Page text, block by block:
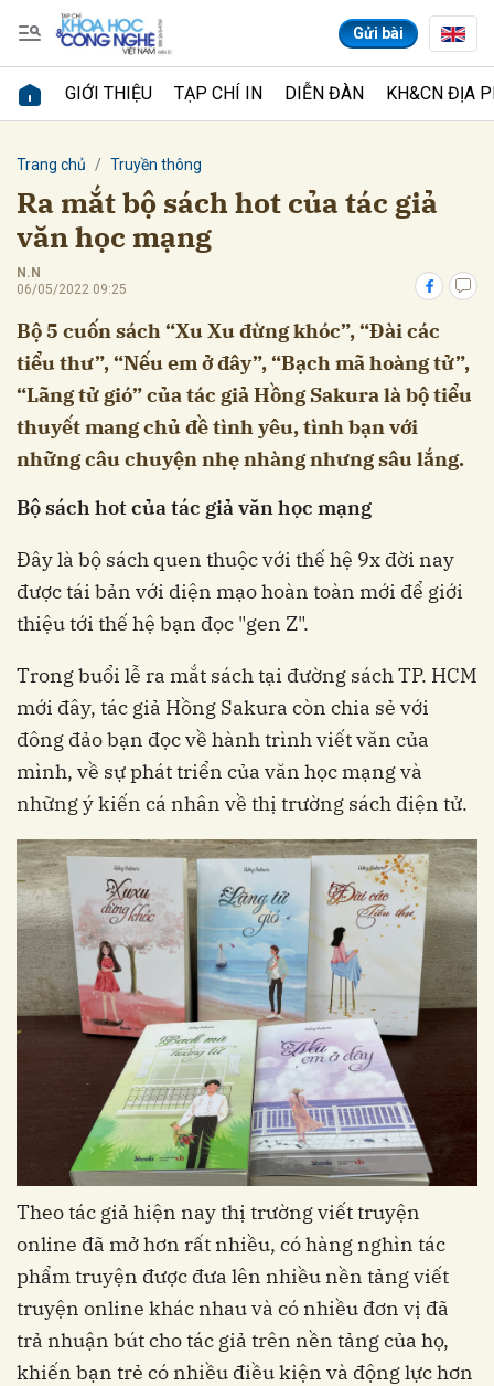
Gửi bài
GIỚI THIỆU TẠP CHÍ IN DIỄN ĐÀN KH&CN ĐỊA
Trang chủ Truyền thông
Ra mắt bộ sách hot của tác giả
văn học mạng
N.N
06/05/2022 09:25
Bộ 5 cuốn sách “Xu Xu đừng khóc”, “Đài các
tiểu thư”, “Nếu em ở đây”, “Bạch mã hoàng tử”,
“Lãng tử gió” của tác giả Hồng Sakura là bộ tiểu
thuyết mang chủ đề tình yêu, tình bạn với
những câu chuyện nhẹ nhàng nhưng sâu lắng.
Bộ sách hot của tác giả văn học mạng
Đây là bộ sách quen thuộc với thế hệ 9x đời nay
được tái bản với diện mạo hoàn toàn mới để giới
thiệu tới thế hệ bạn đọc "gen Z".
Trong buổi lễ ra mắt sách tại đường sách TP. HCM
mới đây, tác giả Hồng Sakura còn chia sẻ với
đông đảo bạn đọc về hành trình viết văn của
mình, về sự phát triển của văn học mạng và
những ý kiến cá nhân về thị trường sách điện tử.
Theo tác giả hiện nay thị trường viết truyện
online đã mở hơn rất nhiều, có hàng nghìn tác
phẩm truyện được đưa lên nhiều nền tảng viết
truyện online khác nhau và có nhiều đơn vị đã
trả nhuận bút cho tác giả trên nền tảng của họ,
khiến bạn trẻ có nhiều điều kiện và động lực hơn
Gửi bình luận
Hủy Gửi